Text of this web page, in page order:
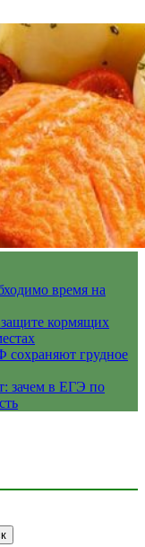
время на
кормящих
сохраняют грудное
зачем в ЕГЭ по